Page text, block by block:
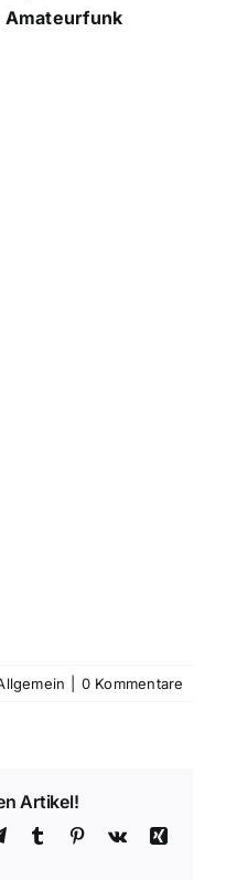
Amateurfunk
0 Kommentare
Artikel!
TelegramTumblr Pinterest
Vk
Xing